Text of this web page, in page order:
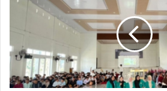
Melalui ekonomi sirkular, para
pendekatan inovatif untuk
memanfaatkan sumber daya secara
juga akan belajar bagaimana kita
berkontribusi pada ekonomi sirkular.